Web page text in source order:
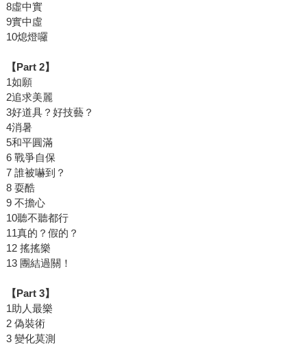
8虛中實
9實中虛
10熄燈囉
【Part 2】
1如願
2追求美麗
3好道具？好技藝？
4消暑
5和平圓滿
6 戰爭自保
7 誰被嚇到？
8 耍酷
9 不擔心
10聽不聽都行
11真的？假的？
12 搖搖樂
13 團結過關！
【Part 3】
1助人最樂
2 偽裝術
3 變化莫測